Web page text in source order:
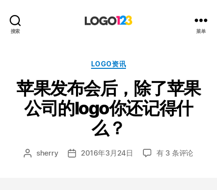
搜索
设
计
博
客
菜单
分
LOGO资讯
苹果发布会后，除了苹果
公司的logo你还记得什
么？
文 sherry
发 2016年3月24日
苹
有 3 条评论